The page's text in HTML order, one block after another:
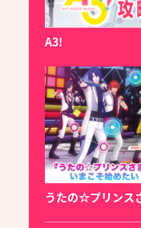
A3!
うたの☆プリンス